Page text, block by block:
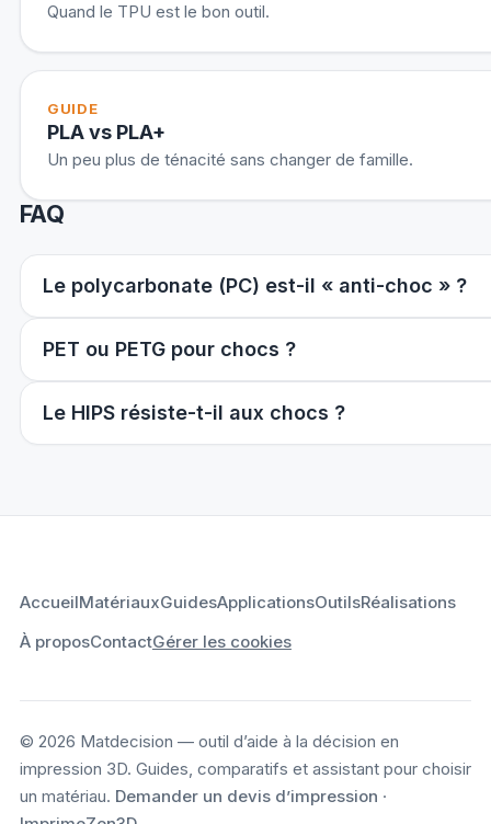
Quand le TPU est le bon outil.
GUIDE
PLA vs PLA+
Un peu plus de ténacité sans changer de famille.
FAQ
Le polycarbonate (PC) est-il « anti-choc » ?
PET ou PETG pour chocs ?
Le HIPS résiste-t-il aux chocs ?
AccueilMatériauxGuidesApplicationsOutilsRéalisations
À proposContactGérer les cookies
© 2026 Matdecision — outil d’aide à la décision en
impression 3D. Guides, comparatifs et assistant pour choisir
un matériau. Demander un devis d’impression ·